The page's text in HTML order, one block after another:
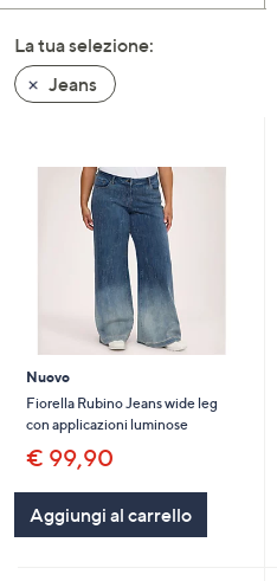
giù
oppure
scorri
a
dispositivi
consultarli.
La tua selezione:
Jeans
Nuovo
Fiorella Rubino Jeans wide leg
con applicazioni luminose
€ 99,90
Aggiungi al carrello